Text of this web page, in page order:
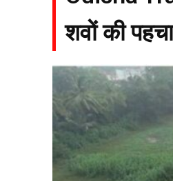
शवों की